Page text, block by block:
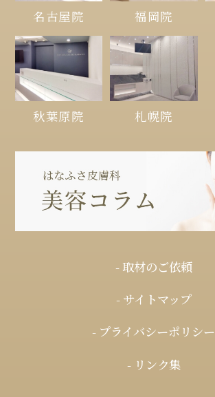
名古屋院 福岡院
秋葉原院 札幌院
- 取材のご依頼
- サイトマップ
- プライバシーポリシー
- リンク集